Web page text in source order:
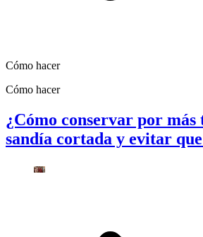
Cómo hacer
Cómo hacer
¿Cómo conservar por más
sandía cortada y evitar que